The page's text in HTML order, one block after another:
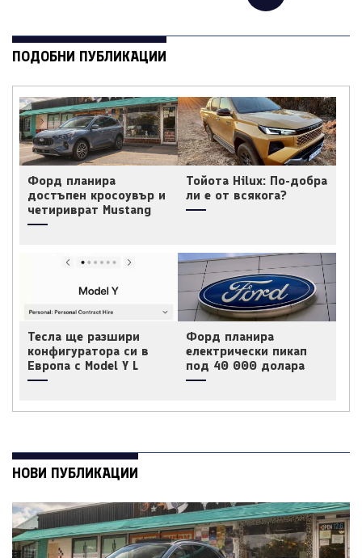
ПОДОБНИ ПУБЛИКАЦИИ
Форд планира
достъпен кросоувър и
четириврат Mustang
Тойота Hilux: По-добра
ли е от всякога?
Тесла ще разшири
конфигуратора си в
Европа с Model Y L
Форд планира
електрически пикап
под 40 000 долара
НОВИ ПУБЛИКАЦИИ